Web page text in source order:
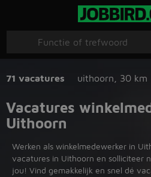
71 vacatures uithoorn 30 km
Vacatures
Uithoorn
Werken als winkelmedewerker in
vacatures in Uithoorn en solliciteer
jou! Vind gemakkelijk en snel dé